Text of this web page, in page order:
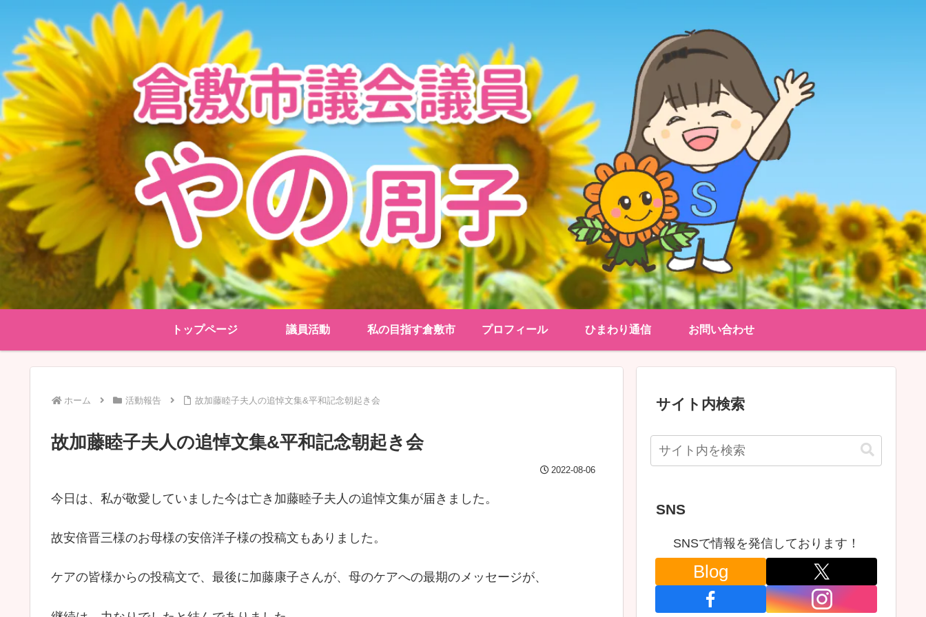
トップページ 議員活動 私の目指す倉敷市 プロフィール ひまわり通信 お問い合わせ
ホーム 活動報告 故加藤睦子夫人の追悼文集&平和記念朝起き会
故加藤睦子夫人の追悼文集&平和記念朝起き会
2022-08-06
今日は、私が敬愛していました今は亡き加藤睦子夫人の追悼文集が届きました。
故安倍晋三様のお母様の安倍洋子様の投稿文もありました。
ケアの皆様からの投稿文で、最後に加藤康子さんが、母のケアへの最期のメッセージが、
サイト内検索
SNS
SNSで情報を発信しております！
Blog